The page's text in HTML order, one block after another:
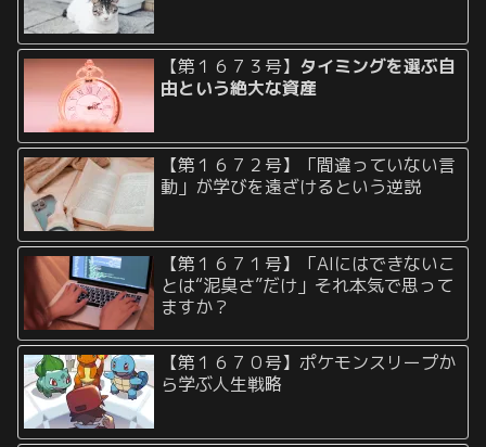
【第１６７３号】 タイミングを選ぶ自
由という絶大な資産
【第１６７２号】「間違っていない言
動」が学びを遠ざけるという逆説
【第１６７１号】「AIにはできないこ
とは“泥臭さ”だけ」それ本気で思って
ますか？
【第１６７０号】ポケモンスリープか
ら学ぶ人生戦略